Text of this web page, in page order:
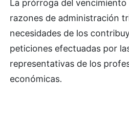
La prórroga del vencimiento
razones de administración
necesidades de los
peticiones efectuadas por
representativas de los
económicas.